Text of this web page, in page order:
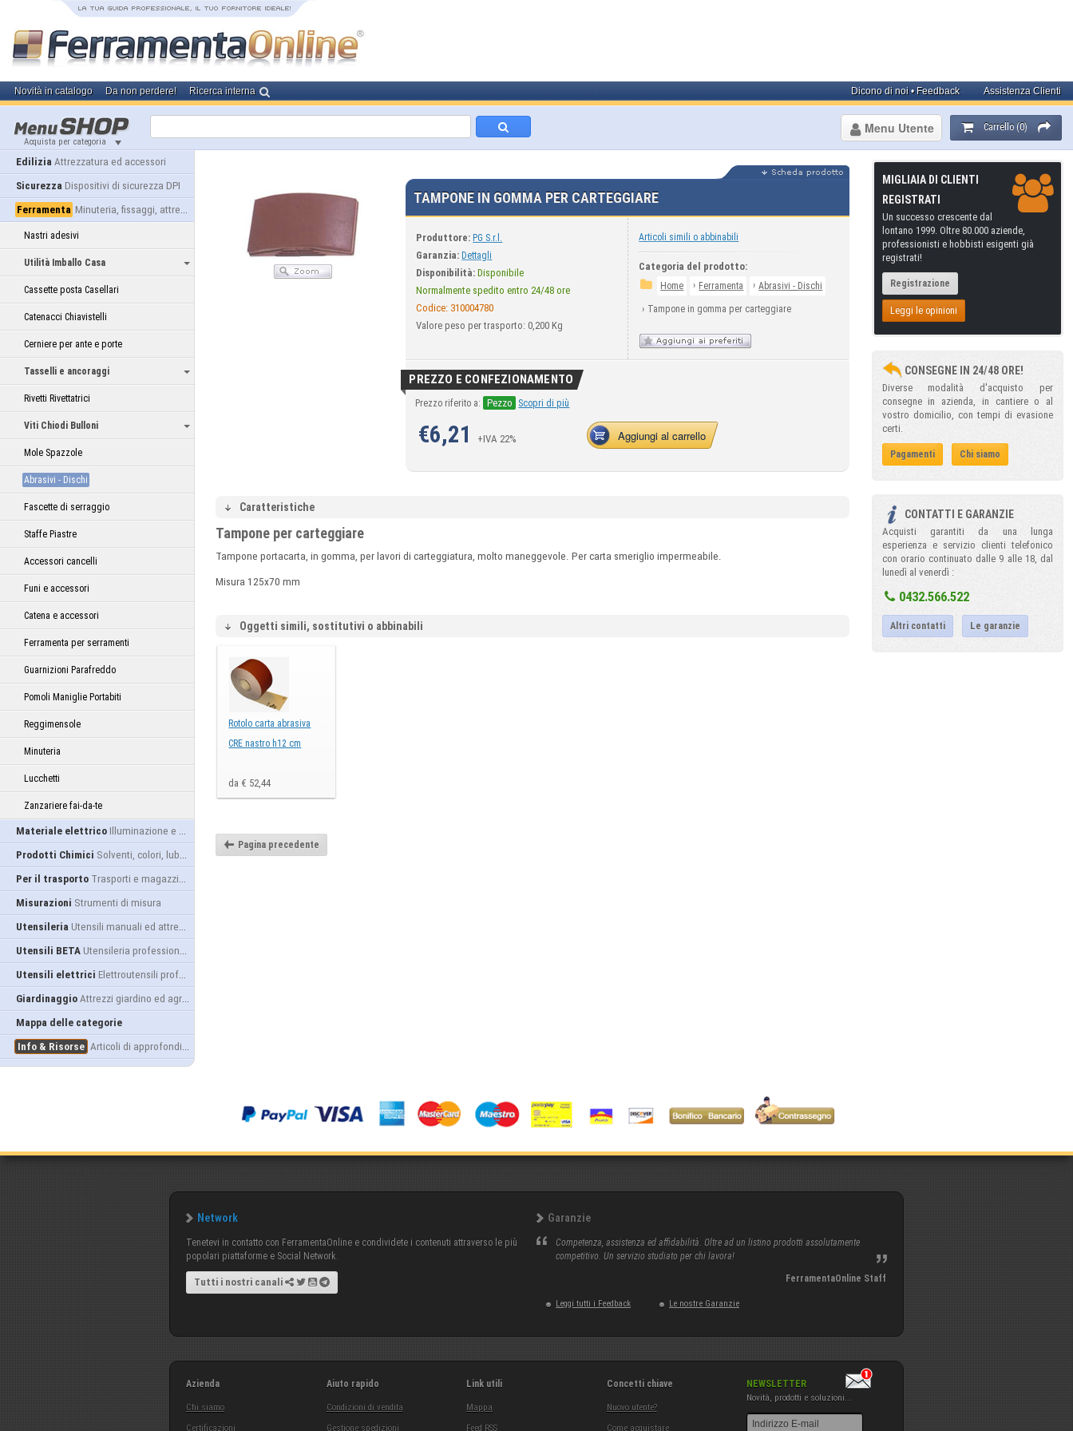
Novità in catalogo Da non perdere! Ricerca interna Assistenza Clienti
Dicono di noi • Feedback
Acquista per categoria
Carrello (0)
Menu Utente
Edilizia Attrezzatura ed accessori
Sicurezza Dispositivi di sicurezza DPI
Ferramenta Minuteria, fissaggi, attrezzatura
Nastri adesivi
Utilità Imballo Casa
Cassette posta Casellari
Catenacci Chiavistelli
Cerniere per ante e porte
Tasselli e ancoraggi
Rivetti Rivettatrici
Viti Chiodi Bulloni
Mole Spazzole
Abrasivi - Dischi
Fascette di serraggio
Staffe Piastre
Accessori cancelli
Funi e accessori
Catena e accessori
Ferramenta per serramenti
Guarnizioni Parafreddo
Pomoli Maniglie Portabiti
Reggimensole
Minuteria
Lucchetti
Zanzariere fai-da-te
Materiale elettrico Illuminazione e alimentazione
Prodotti Chimici Solventi, colori, lubrificanti...
Per il trasporto Trasporti e magazzino
Misurazioni Strumenti di misura
Utensileria Utensili manuali ed attrezzature
Utensili BETA Utensileria professionale
Utensili elettrici Elettroutensili professionali
Giardinaggio Attrezzi giardino ed agricoltura
Mappa delle categorie
Info & Risorse Articoli di approfondimento
TAMPONE IN GOMMA PER CARTEGGIARE
Produttore: PG S.r.l.
Garanzia: Dettagli
Disponibilità: Disponibile
Normalmente spedito entro 24/48 ore
Codice: 310004780
Valore peso per trasporto: 0,200 Kg
Articoli simili o abbinabili
Categoria del prodotto:
Home › Ferramenta › Abrasivi - Dischi
› Tampone in gomma per carteggiare
PREZZO E CONFEZIONAMENTO
Prezzo riferito a: Pezzo Scopri di più
€6,21 +IVA 22% Aggiungi al carrello
Caratteristiche
Tampone per carteggiare
Tampone portacarta, in gomma, per lavori di carteggiatura, molto maneggevole. Per carta smeriglio impermeabile.
Misura 125x70 mm
Oggetti simili, sostitutivi o abbinabili
Rotolo carta abrasiva
CRE nastro h12 cm
da € 52,44
Pagina precedente
MIGLIAIA DI CLIENTI
REGISTRATI
Un successo crescente dal
lontano 1999. Oltre 80.000 aziende,
professionisti e hobbisti esigenti già
registrati!
Registrazione
Leggi le opinioni
CONSEGNE IN 24/48 ORE!
Diverse modalità d'acquisto per
consegne in azienda, in cantiere o al
vostro domicilio, con tempi di evasione
certi.
Pagamenti Chi siamo
CONTATTI E GARANZIE
Acquisti garantiti da una lunga
esperienza e servizio clienti telefonico
con orario continuato dalle 9 alle 18, dal
lunedì al venerdì :
0432.566.522
Altri contatti Le garanzie
Network
Tenetevi in contatto con FerramentaOnline e condividete i contenuti attraverso le più
popolari piattaforme e Social Network.
Tutti i nostri canali
Garanzie
Competenza, assistenza ed affidabilità. Oltre ad un listino prodotti assolutamente
competitivo. Un servizio studiato per chi lavora!
FerramentaOnline Staff
Leggi tutti i Feedback Le nostre Garanzie
Azienda
Chi siamo
Certificazioni
Aiuto rapido
Condizioni di vendita
Gestione spedizioni
Link utili
Mappa
Feed RSS
Concetti chiave
Nuovo utente?
Come acquistare
NEWSLETTER
Novità, prodotti e soluzioni...